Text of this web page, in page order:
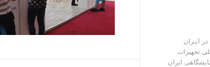
ایـران
تجهیزات
ایران